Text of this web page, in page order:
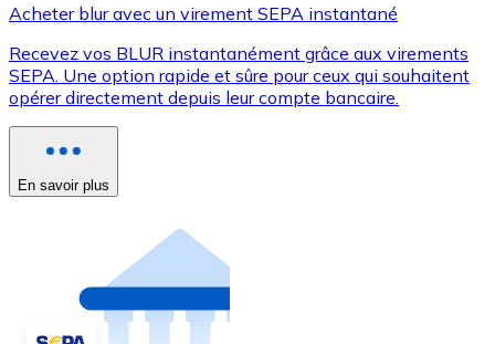
Acheter blur avec un virement SEPA instantané
Recevez vos BLUR instantanément grâce aux virements
SEPA. Une option rapide et sûre pour ceux qui souhaitent
opérer directement depuis leur compte bancaire.
En savoir plus